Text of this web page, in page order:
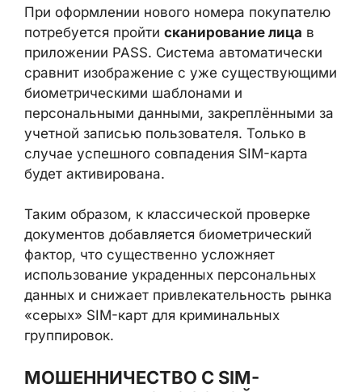
При оформлении нового номера
покупателю потребуется пройти
сканирование лицав приложении PASS.
Система автоматически сравнит
изображение с уже существующими
биометрическими шаблонами и
персональными данными, закреплёнными
за учетной записью пользователя. Только в
случае успешного совпадения SIM-карта
Таким образом, к классической проверке
документов добавляется биометрический
фактор, что существенно усложняет
использование украденных персональных
данных и снижает привлекательность
рынка «серых» SIM-карт для криминальных